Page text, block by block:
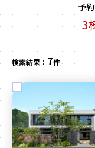
予
3
検索結果 ： 7件